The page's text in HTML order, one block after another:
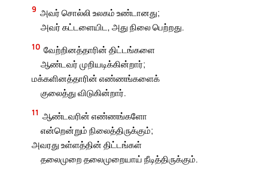
9 அவர் சொல்லி உலகம் உண்டானது;
அவர் கட்டளையிட, அது நிலை பெற்றது.
10 வேற்றினத்தாரின் திட்டங்களை
ஆண்டவர் முறியடிக்கின்றார்;
மக்களினத்தாரின் எண்ணங்களைக்
குலைத்து விடுகின்றார்.
11 ஆண்டவரின் எண்ணங்களோ
என்றென்றும் நிலைத்திருக்கும்;
அவரது உள்ளத்தின் திட்டங்கள்
தலைமுறை தலைமுறையாய் நீடித்திருக்கும்.